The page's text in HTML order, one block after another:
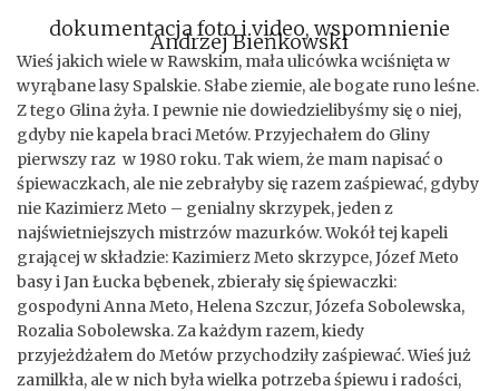
dokumentacja foto i video, wspomnienie
Andrzej Bieńkowski
Wieś jakich wiele w Rawskim, mała ulicówka wciśnięta w
wyrąbane lasy Spalskie. Słabe ziemie, ale bogate runo leśne.
Z tego Glina żyła. I pewnie nie dowiedzielibyśmy się o niej,
gdyby nie kapela braci Metów. Przyjechałem do Gliny
pierwszy raz w 1980 roku. Tak wiem, że mam napisać o
śpiewaczkach, ale nie zebrałyby się razem zaśpiewać, gdyby
nie Kazimierz Meto – genialny skrzypek, jeden z
najświetniejszych mistrzów mazurków. Wokół tej kapeli
grającej w składzie: Kazimierz Meto skrzypce, Józef Meto
basy i Jan Łucka bębenek, zbierały się śpiewaczki:
gospodyni Anna Meto, Helena Szczur, Józefa Sobolewska,
Rozalia Sobolewska. Za każdym razem, kiedy
przyjeżdżałem do Metów przychodziły zaśpiewać. Wieś już
zamilkła, ale w nich była wielka potrzeba śpiewu i radości,